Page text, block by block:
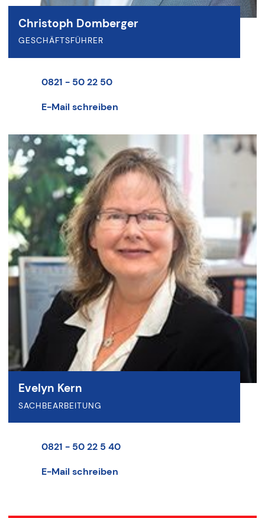
Christoph Domberger
GESCHÄFTSFÜHRER
0821 - 50 22 50
E-Mail schreiben
Evelyn Kern
SACHBEARBEITUNG
0821 - 50 22 5 40
E-Mail schreiben